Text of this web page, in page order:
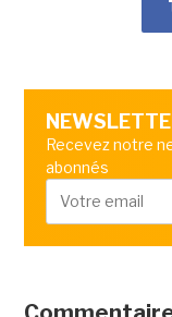
Recevez notre
abonnés